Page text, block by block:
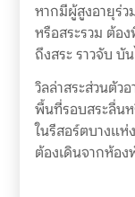
หากมีผู้สูงอายุร่ว
หรือสระรวม ต้อ
ถึงสระ ราวจับ บั
วิลล่าสระส่วนตัว
พื้นที่รอบสระลื่นห
ในรีสอร์ตบางแห่
ต้องเดินจากห้อ